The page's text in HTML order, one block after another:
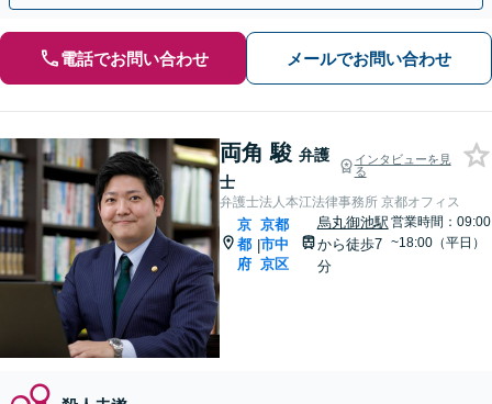
電話でお問い合わせ メールでお問い合わせ
両角 駿 弁護
士
インタビューを見
る
弁護士法人本江法律事務所 京都オフィス
京
都
府
|
京都
市中
京区
烏丸御池駅
から徒歩7
分
営業時間：09:00
~18:00（平日）